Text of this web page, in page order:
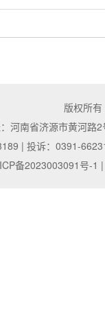
版权所
河南省济源市黄河路
| 投诉：0391-
备2023003091号-1